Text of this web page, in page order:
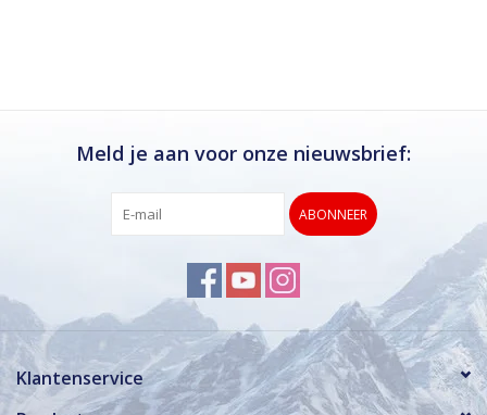
Meld je aan voor onze nieuwsbrief:
ABONNEER
Klantenservice